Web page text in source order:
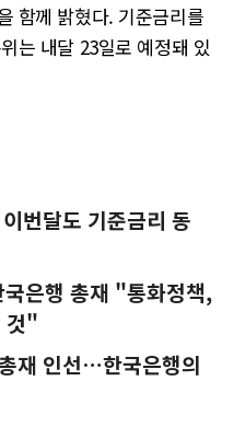
함께 밝혔다. 기준금리를
는 내달 23일로 예정돼 있
번달도 기준금리 동
은행 총재 "통화정책,
것"
재 인선…한국은행의